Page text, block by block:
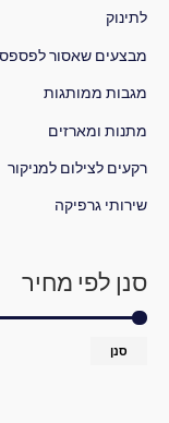
לתינוק
מבצעים שאסור
מגבות ממותגות
מתנות ומארזים
רקעים לצילום למניקור
שירותי גרפיקה
סנן לפי מחיר
סנן